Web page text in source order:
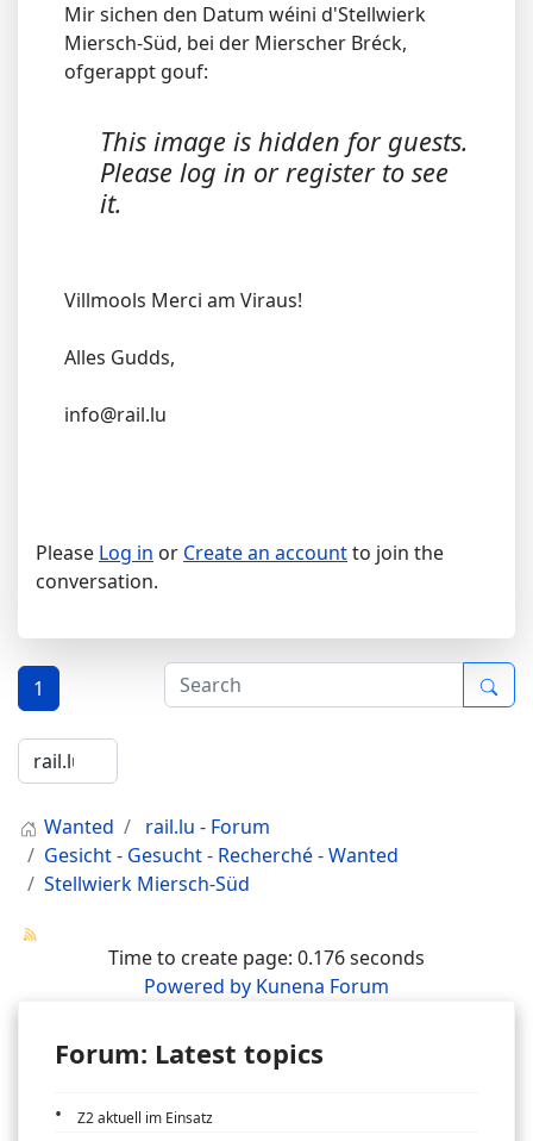
Mir sichen den Datum wéini d'Stellwierk
Miersch-Süd, bei der Mierscher Bréck,
ofgerappt gouf:
This image is hidden for guests.
Please log in or register to see
it.
Villmools Merci am Viraus!
Alles Gudds,
info@rail.lu
Please Log in or Create an accountto join the
conversation.
1
Wanted
rail.lu - Forum
Gesicht - Gesucht - Recherché - Wanted
Stellwierk Miersch-Süd
Time to create page: 0.176 seconds
Powered by Kunena Forum
Forum: Latest topics
Z2 aktuell im Einsatz